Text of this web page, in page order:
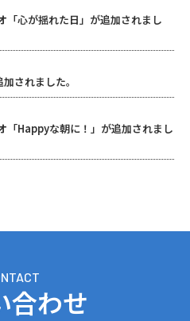
「心が揺れた日」が追加されまし
されました。
「Happyな朝に！」が追加されまし
NTACT
合わせ